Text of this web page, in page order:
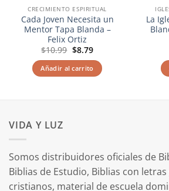
CRECIMIENTO ESPIRITUAL
Cada Joven Necesita un
Mentor Tapa Blanda –
Felix Ortiz
$10.99 El
original
era:
$10.99.
$8.79El
actual
es:
$8.79.
Añadir al carrito
La
VIDA Y LUZ
Somos distribuidores oficiales de
Biblias de Estudio, Biblias con
cristianos, material de escuela